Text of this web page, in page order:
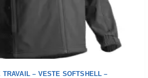
TRAVAIL – VESTE SOFTSHELL –